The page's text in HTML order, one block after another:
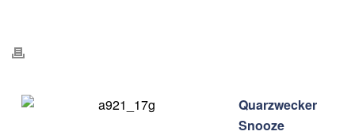
Quarzwecker
Snooze